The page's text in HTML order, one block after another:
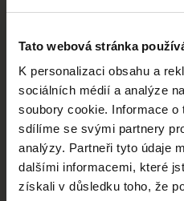
Tato webová stránka
K personalizaci obsahu a
sociálních médií a analýze
soubory cookie. Informace
sdílíme se svými partnery
analýzy. Partneři tyto údaje
dalšími informacemi, které
získali v důsledku toho, že
Nové
Portál DAFilms.cz je výsledkem
festivalů dokumentárního filmu
posouvat hranice dokumentárního
podporovat
Členové